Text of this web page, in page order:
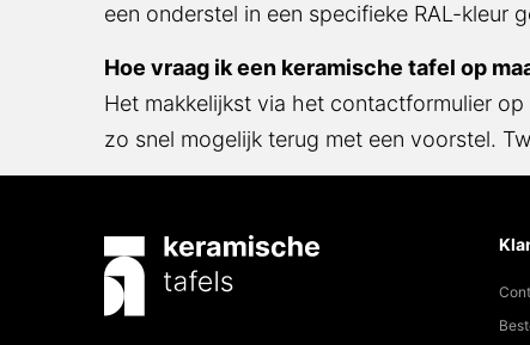
onderstel in een specifieke RAL-kleur geldt
Hoe vraag ik een keramische tafel op
Het makkelijkst via het contactformulier op
snel mogelijk terug met een voorstel.